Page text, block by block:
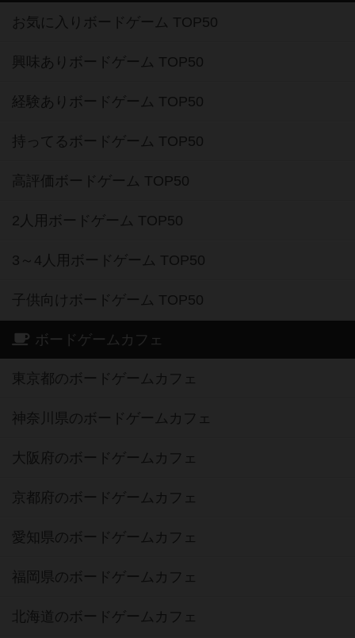
お気に入りボードゲーム TOP50
興味ありボードゲーム TOP50
経験ありボードゲーム TOP50
持ってるボードゲーム TOP50
高評価ボードゲーム TOP50
2人用ボードゲーム TOP50
3～4人用ボードゲーム TOP50
子供向けボードゲーム TOP50
ボードゲームカフェ
東京都のボードゲームカフェ
神奈川県のボードゲームカフェ
大阪府のボードゲームカフェ
京都府のボードゲームカフェ
愛知県のボードゲームカフェ
福岡県のボードゲームカフェ
北海道のボードゲームカフェ